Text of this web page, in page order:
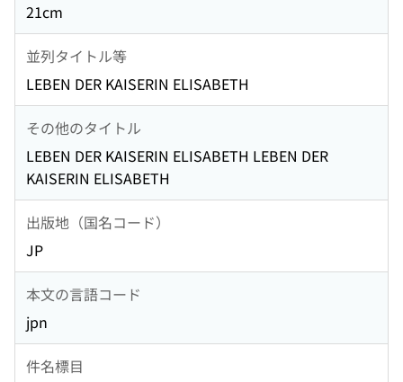
21cm
並列タイトル等
LEBEN DER KAISERIN ELISABETH
その他のタイトル
LEBEN DER KAISERIN ELISABETH LEBEN DER
KAISERIN ELISABETH
出版地（国名コード）
JP
本文の言語コード
jpn
件名標目